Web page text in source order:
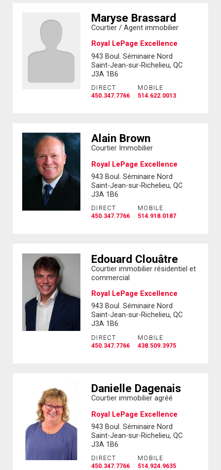
Maryse Brassard
Courtier / Agent immobilier
Royal LePage Excellence
943 Boul. Séminaire Nord
Saint-Jean-sur-Richelieu, QC
J3A 1B6
DIRECT
450.347.7766
MOBILE
514.622.0013
Alain Brown
Courtier Immobilier
Royal LePage Excellence
943 Boul. Séminaire Nord
Saint-Jean-sur-Richelieu, QC
J3A 1B6
DIRECT
450.347.7766
MOBILE
514.918.0187
Edouard Clouâtre
Courtier immobilier résidentiel et
commercial
Royal LePage Excellence
943 Boul. Séminaire Nord
Saint-Jean-sur-Richelieu, QC
J3A 1B6
DIRECT
450.347.7766
MOBILE
438.509.3975
Danielle Dagenais
Courtier immobilier agréé
Royal LePage Excellence
943 Boul. Séminaire Nord
Saint-Jean-sur-Richelieu, QC
J3A 1B6
DIRECT
450.347.7766
MOBILE
514.924.9635